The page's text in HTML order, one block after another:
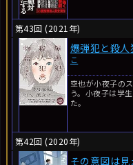
第43回 (2021年)
爆弾犯と殺
こ
空也が小夜子の
う。小夜子は学
た。
第42回 (2020年)
その意図は見